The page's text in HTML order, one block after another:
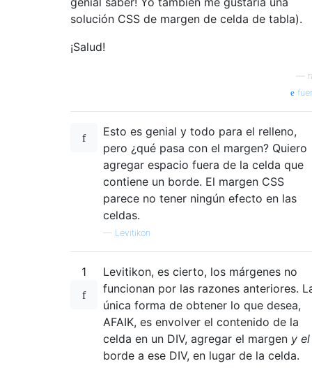
solución CSS de margen de celda de tabla).
¡Salud!
Esto es genial y todo para el relleno,
pero ¿qué pasa con el margen? Quiero
agregar espacio fuera de la celda que
contiene un borde. El margen CSS
parece no tener ningún efecto en las
celdas.
— Levitikon
1
Levitikon, es cierto, los márgenes no
funcionan por las razones anteriores.
única forma de obtener lo que desea,
AFAIK, es envolver el contenido de la
celda en un DIV, agregar el margen y el
borde a ese DIV, en lugar de la celda.